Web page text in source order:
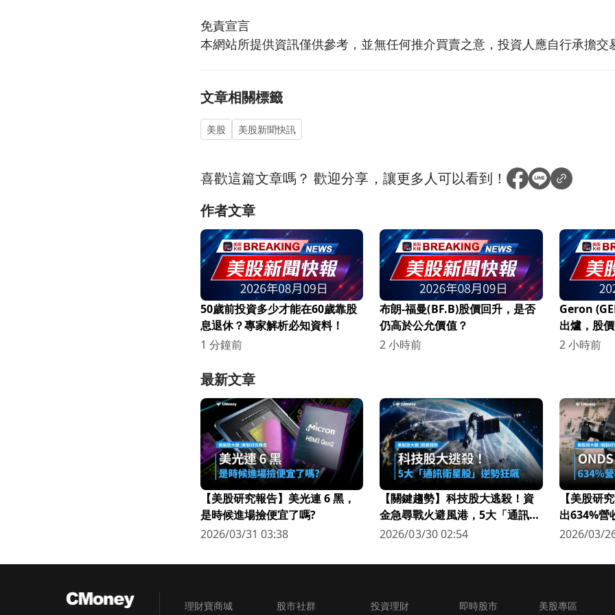
免責宣言
本網站所提供資訊僅供參考，並無任何推介買賣之意，投資人應自行承擔交
文章相關標籤
美股 美股新聞快訊
喜歡這篇文章嗎？歡迎分享，讓更多人可以看到！
作者文章
50歲前投資多少才能在60歲靠股
息退休？專家解析必知資料！
1 分鐘前
布朗-福曼(BF.B)股價回升，是否
仍高於公允價值？
2 小時前
Geron
出爐，股
發關注！
2 小時前
最新文章
【美股研究報告】美光連 6 黑，
是時候進場撿便宜了嗎?
2026/03/31 03:38
【關鍵趨勢】科技股大逃殺！資
金急尋戰火避風港，5大「通訊衛
星股」逆勢狂飆
2026/03/30 02:54
【美股研
出634%營
科技新星
2026/03/
理財寶商城 股市社群 投資理財 即時股市 美股專區